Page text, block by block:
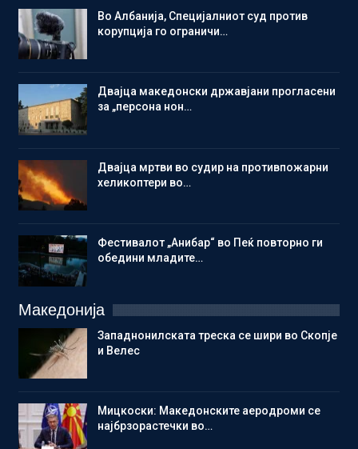
Во Албанија, Специјалниот суд против
корупција го ограничи…
Двајца македонски државјани прогласени
за „персона нон…
Двајца мртви во судир на противпожарни
хеликоптери во…
Фестивалот „Анибар“ во Пеќ повторно ги
обедини младите…
Македонија
Западнонилската треска се шири во Скопје
и Велес
Мицкоски: Македонските аеродроми се
најбрзорастечки во…